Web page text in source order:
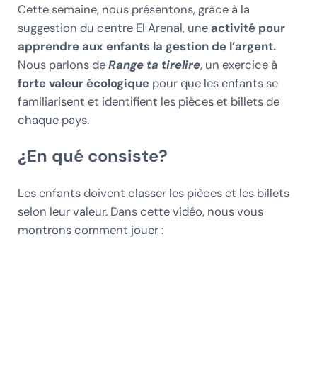
Cette semaine, nous présentons, grâce à la
suggestion du centre El Arenal, une activité pour
apprendre aux enfants la gestion de l’argent.
Nous parlons deRange ta tirelire, un exercice à
forte valeur écologiquepour que les enfants se
familiarisent et identifient les pièces et billets de
chaque pays.
¿En qué consiste?
Les enfants doivent classer les pièces et les billets
selon leur valeur. Dans cette vidéo, nous vous
montrons comment jouer :